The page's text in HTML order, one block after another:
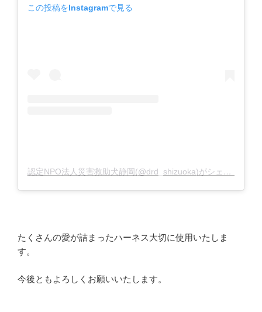
この投稿をInstagramで見る
認定NPO法人災害救助犬静岡(@drd_shizuoka)がシェアした投稿
たくさんの愛が詰まったハーネス大切に使用いたしま
す。
今後ともよろしくお願いいたします。